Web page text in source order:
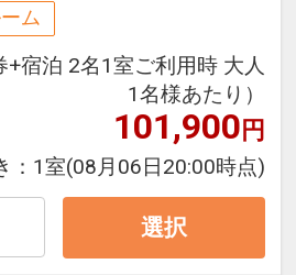
の1泊だけの宿泊や延
ども自由自在です。
ージ会員の方にはフライ
50%貯まります。
ム
+宿泊 2名1室ご利用時 大人
1名様あたり）
101,900円
： 1室(08月06日20:00時点)
選択